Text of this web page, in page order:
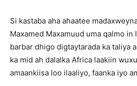
Si kastaba aha ahaatee
Maxamed Maxamuud uma qalmo in
barbar dhigo digtaytarada ka taliya
ka mid ah dalalka Africa laakiin
amaankiisa loo ilaaliyo, faanka iyo